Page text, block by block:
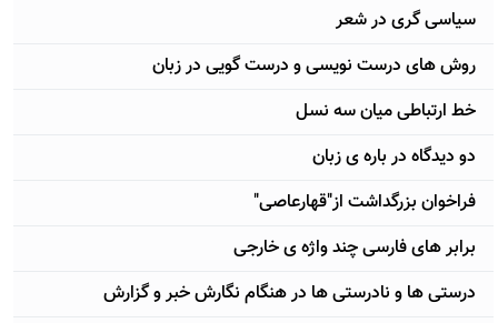
سیاسی گری در شعر
روش های درست نویسی و درست گویی در زبان
خط ارتباطی میان سه نسل
دو دیدگاه در باره ی زبان
فراخوان بزرگداشت از"قهارعاصی"
برابر های فارسی چند واژه ی خارجی
درستی ها و نادرستی ها در هنگام نگارش خبر و گزارش